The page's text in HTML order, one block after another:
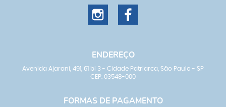
ENDEREÇO
Avenida Ajarani, 491, 61 bl 3 - Cidade Patriarca, São Paulo - SP
CEP: 03548-000
FORMAS DE PAGAMENTO